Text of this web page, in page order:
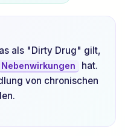
als "Dirty Drug" gilt,
Nebenwirkungen
hat.
von chronischen